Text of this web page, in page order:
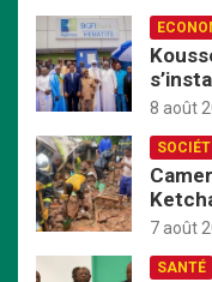
r
c
h
e
r
mise
8 août
face
7 août
SANTÉ